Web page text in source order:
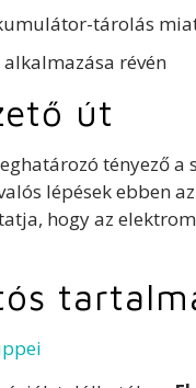
tárolás
révén
út
tényező a
lépések ebben
hogy az